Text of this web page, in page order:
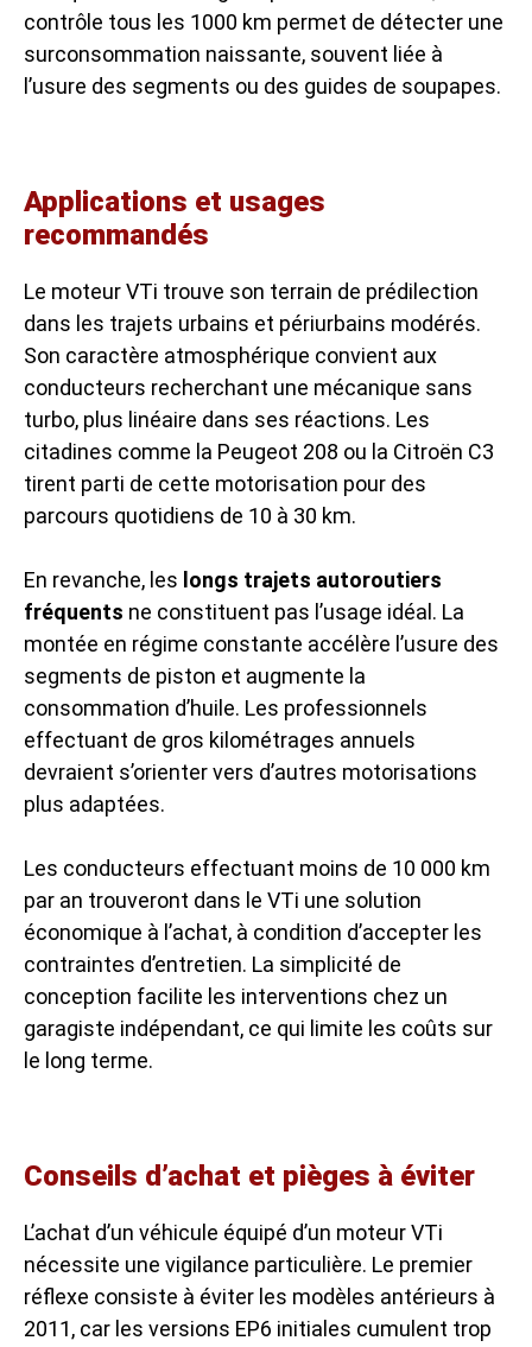
contrôle tous les 1000 km permet de détecter une
surconsommation naissante, souvent liée à
l’usure des segments ou des guides de soupapes.
Applications et usages
recommandés
Le moteur VTi trouve son terrain de prédilection
dans les trajets urbains et périurbains modérés.
Son caractère atmosphérique convient aux
conducteurs recherchant une mécanique sans
turbo, plus linéaire dans ses réactions. Les
citadines comme la Peugeot 208 ou la Citroën C3
tirent parti de cette motorisation pour des
parcours quotidiens de 10 à 30 km.
En revanche, les longs trajets autoroutiers
fréquents ne constituent pas l’usage idéal. La
montée en régime constante accélère l’usure des
segments de piston et augmente la
consommation d’huile. Les professionnels
effectuant de gros kilométrages annuels
devraient s’orienter vers d’autres motorisations
plus adaptées.
Les conducteurs effectuant moins de 10 000 km
par an trouveront dans le VTi une solution
économique à l’achat, à condition d’accepter les
contraintes d’entretien. La simplicité de
conception facilite les interventions chez un
garagiste indépendant, ce qui limite les coûts sur
le long terme.
Conseils d’achat et pièges à éviter
L’achat d’un véhicule équipé d’un moteur VTi
nécessite une vigilance particulière. Le premier
réflexe consiste à éviter les modèles antérieurs à
2011, car les versions EP6 initiales cumulent trop